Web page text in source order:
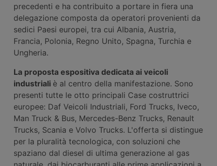
precedenti e ha contribuito a portare in fiera una
delegazione composta da operatori provenienti da
sedici Paesi europei, tra cui Albania, Austria,
Francia, Polonia, Regno Unito, Spagna, Turchia e
Ungheria.
La proposta espositiva dedicata ai veicoli
industriali è al centro della manifestazione. Sono
presenti tutte le otto principali Case costruttrici
europee: Daf Veicoli Industriali, Ford Trucks, Iveco,
Man Truck & Bus, Mercedes-Benz Trucks, Renault
Trucks, Scania e Volvo Trucks. L'offerta si distingue
per la pluralità tecnologica, con soluzioni che
spaziano dal diesel di ultima generazione al gas